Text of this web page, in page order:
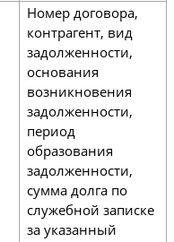
Номер договора,
контрагент, вид
задолженности,
основания
возникновения
задолженности,
период
образования
задолженности,
сумма долга по
служебной записке
за указанный